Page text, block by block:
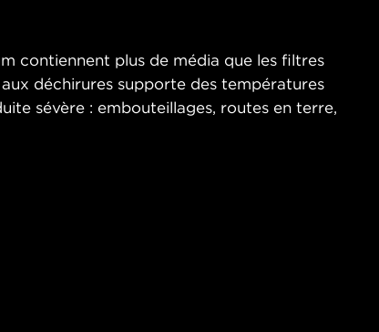
contiennent plus de média que les filtres
déchirures supporte des températures
sévère : embouteillages, routes en terre,